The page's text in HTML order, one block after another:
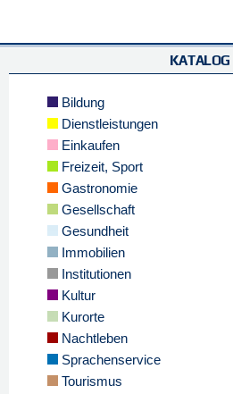
KATALOG
Bildung
Dienstleistungen
Einkaufen
Freizeit, Sport
Gastronomie
Gesellschaft
Gesundheit
Immobilien
Institutionen
Kultur
Kurorte
Nachtleben
Sprachenservice
Tourismus